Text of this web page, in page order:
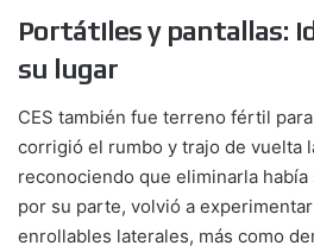
Portátiles y pantallas:
su lugar
CES también fue terreno fértil
corrigió el rumbo y trajo de vuelta
reconociendo que eliminarla
por su parte, volvió a
enrollables laterales, más como